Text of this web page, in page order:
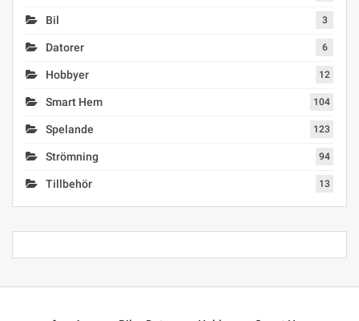
Bil 3
Datorer 6
Hobbyer 12
Smart Hem 104
Spelande 123
Strömning 94
Tillbehör 13